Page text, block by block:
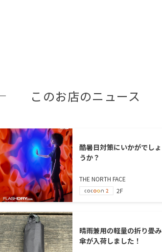
このお店のニュース
酷暑日対策にいかがでしょ
うか？
THE NORTH FACE
2F
晴雨兼用の軽量の折り畳み
傘が入荷しました！